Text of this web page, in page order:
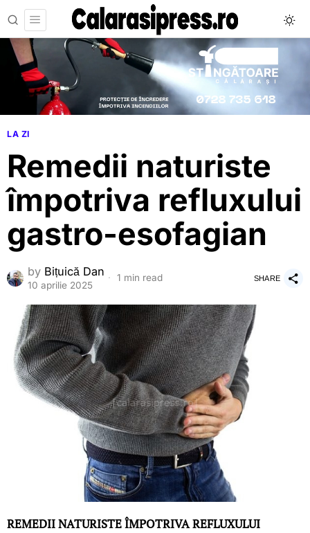
LA ZI
Remedii naturiste
împotriva refluxului
gastro-esofagian
by Bițuică Dan
10 aprilie 2025
1 min read SHARE
REMEDII NATURISTE ÎMPOTRIVA REFLUXULUI